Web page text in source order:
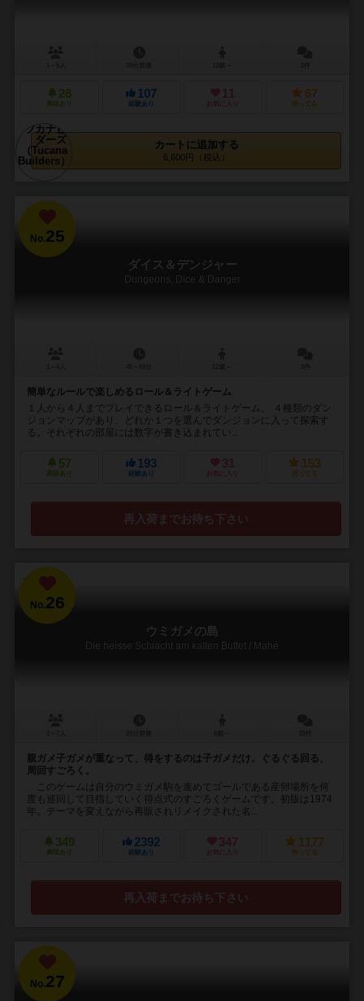
28
興味あり
107
経験あり
11
お気に入り
67
持ってる
カートに追加する
6,600円（税込）
No.25
ダイス＆デンジャー
Dungeons, Dice & Danger
簡単なルールで楽しめるロール＆ライトゲーム
１人から４人までプレイできるロール＆ライトゲーム。 ４種類のダン
ジョンマップがあり、どれか１つを選んでダンジョンに入って探索す
る。それぞれの部屋には数字が書き込まれてい...
57
興味あり
193
経験あり
31
お気に入り
153
持ってる
再入荷までお待ち下さい
No.26
ウミガメの島
Die heisse Schlacht am kalten Buffet / Mahé
親ガメ子ガメが重なって、得をするのは子ガメだけ。ぐるぐる回る、
周回すごろく。
このゲームは自分のウミガメ駒を進めてゴールである産卵場所を何
度も巡回して目指していく得点式のすごろくゲームです。初版は1974
年。テーマを変えながら再販されリメイクされた名...
349
興味あり
2392
経験あり
347
お気に入り
1177
持ってる
再入荷までお待ち下さい
No.27